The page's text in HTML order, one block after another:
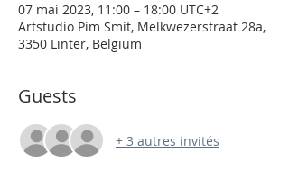
07 mai 2023, 11:00 – 18:00 UTC+2
Artstudio Pim Smit, Melkwezerstraat 28a,
3350 Linter, Belgium
Guests
+ 3 autres invités